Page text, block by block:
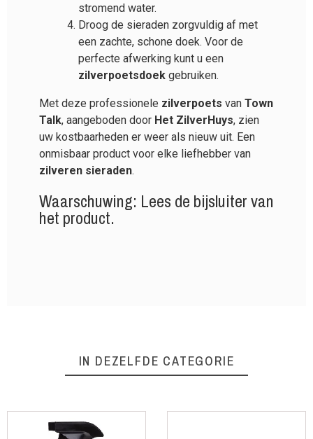
stromend water.
Droog de sieraden zorgvuldig af met
een zachte, schone doek. Voor de
perfecte afwerking kunt u een
zilverpoetsdoek gebruiken.
Met deze professionele zilverpoets van Town
Talk, aangeboden door Het ZilverHuys, zien
uw kostbaarheden er weer als nieuw uit. Een
onmisbaar product voor elke liefhebber van
zilveren sieraden.
Waarschuwing: Lees de bijsluiter van
het product.
IN DEZELFDE CATEGORIE